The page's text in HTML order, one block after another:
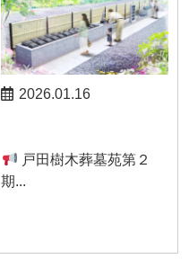
2026.01.16
戸田樹木葬墓苑第２
期...